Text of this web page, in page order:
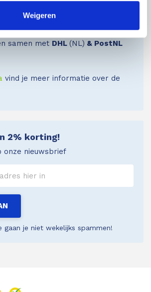
Weigeren
om je bestelling zo snel
te bezorgen. Wij werken
samen met DHL (NL) & PostNL
vind je meer informatie over de
2% korting!
onze nieuwsbrief
gaan je niet wekelijks spammen!